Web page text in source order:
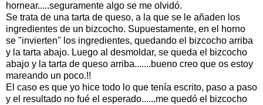
hornear.....seguramente algo se me olvidó.
Se trata de una tarta de queso, a la que se le añaden los
ingredientes de un bizcocho. Supuestamente, en el horno
se "invierten" los ingredientes, quedando el bizcocho arriba
y la tarta abajo. Luego al desmoldar, se queda el bizcocho
abajo y la tarta de queso arriba.......bueno creo que os estoy
mareando un poco.!!
El caso es que yo hice todo lo que tenía escrito, paso a paso
y el resultado no fué el esperado......me quedó el bizcocho